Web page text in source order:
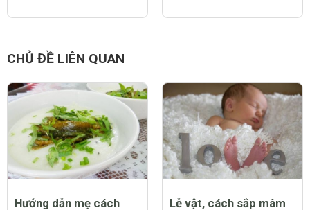
CHỦ ĐỀ LIÊN QUAN
Hướng dẫn mẹ cách
Lễ vật, cách sắp mâm